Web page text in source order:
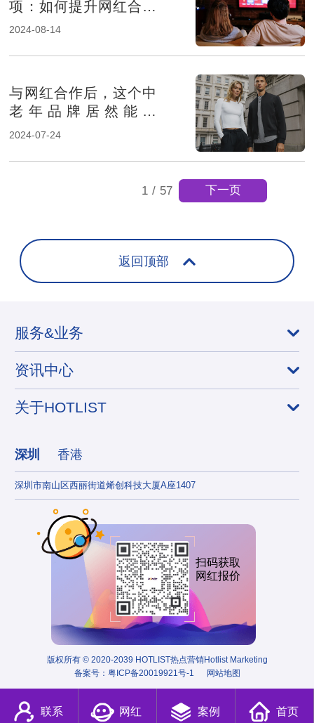
项：如何提升网红合作
成功率？
2024-08-14
与网红合作后，这个中
老年品牌居然能在
TikTok热卖
2024-07-24
1 / 57 下一页
返回顶部
服务&业务
资讯中心
关于HOTLIST
深圳 香港
深圳市南山区西丽街道烯创科技大厦A座1407
扫码获取
网红报价
版权所有 © 2020-2039 HOTLIST热点营销Hotlist Marketing
备案号： 粤ICP备20019921号-1 网站地图
联系 网红 案例 首页